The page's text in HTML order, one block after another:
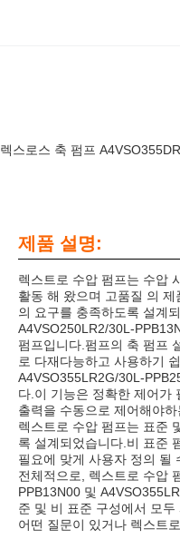
렉스로스 축 펌프
제품 설명:
렉스트로 수압 펌프는 수압
활동 해 왔으며 고품질 의
의 요구를 충족하도록 설계
A4VSO250LR2/30L-
펌프입니다.펌프의 축 펌프
로 다재다능하고 사용하기
A4VSO355LR2G/30L-
다.이 기능은 정확한 제어가
출력을 수동으로 제어해야
렉스트로 수압 펌프는 표준
록 설계되었습니다.비 표준
필요에 맞게 사용자 정의 될
전체적으로, 렉스트로 수압
PPB13N00 및
준 및 비 표준 구성에서 모
어떤 질문이 있거나 렉스트